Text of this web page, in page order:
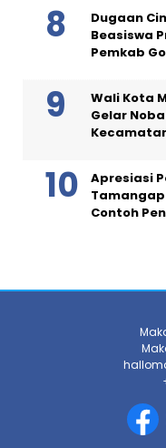
Dugaan
Beasiswa
Pemkab
Wali Kota
Gelar
Apresiasi
Contoh